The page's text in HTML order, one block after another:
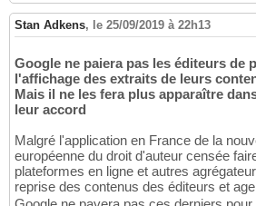
Stan Adkens, le 25/09/2019 à 22h13
Google ne paiera pas les éditeurs de
l'affichage des extraits de leurs
Mais il ne les fera plus apparaître
leur accord
Malgré l'application en France de la
européenne du droit d'auteur censée
plateformes en ligne et autres
reprise des contenus des éditeurs et